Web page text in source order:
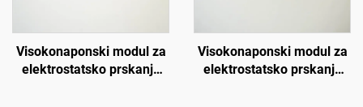
Visokonaponski modul za
elektrostatsko prskanje
Visokonaponski modul za
elektrostatsko prskanje